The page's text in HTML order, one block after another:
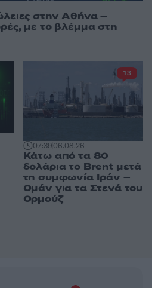
στην Αθήνα –
με το βλέμμα στη
07:3906.08.26
Κάτω από τα 80
δολάρια το Brent μετά
τη συμφωνία Ιράν –
Ομάν για τα Στενά του
Ορμούζ
13